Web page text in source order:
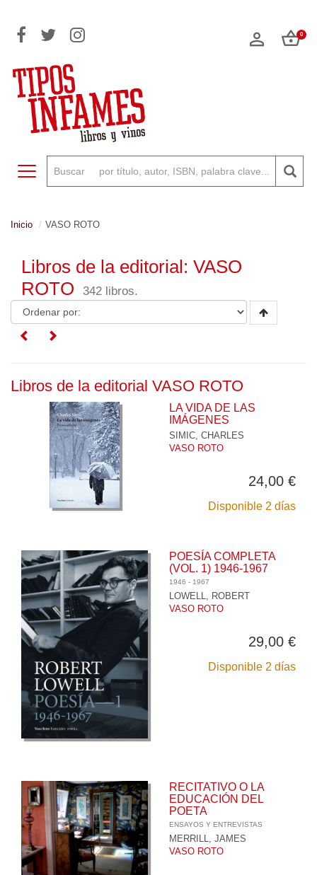
0
Toggle navigation
Inicio VASO ROTO
Libros de la editorial: VASO
ROTO
342 libros.
Libros de la editorial VASO ROTO
LA VIDA DE LAS
IMÁGENES
SIMIC, CHARLES
VASO ROTO
24,00 €
Disponible 2 días
POESÍA COMPLETA
(VOL. 1) 1946-1967
1946 - 1967
LOWELL, ROBERT
VASO ROTO
29,00 €
Disponible 2 días
RECITATIVO O LA
EDUCACIÓN DEL
POETA
ENSAYOS Y ENTREVISTAS
MERRILL, JAMES
VASO ROTO